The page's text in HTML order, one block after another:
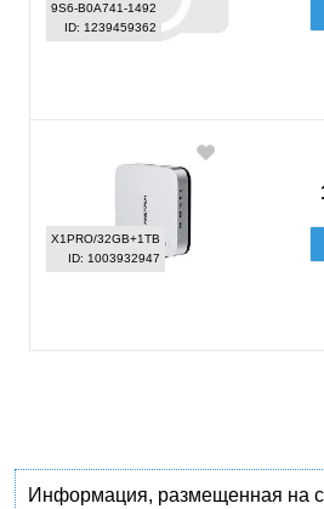
9S6-B0A741-1492
ID: 1239459362
X1PRO/32GB+1TB
ID: 1003932947
Информация, размещенная на